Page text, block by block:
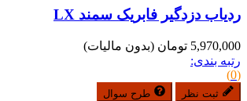
ردیاب دزدگیر فابریک سمند LX
5,970,000 تومان
(بدون مالیات)
رتبه بندی:
(0)
ثبت نظر طرح سوال